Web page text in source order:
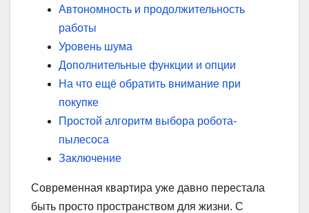
Автономность и продолжительность
работы
Уровень шума
Дополнительные функции и опции
На что ещё обратить внимание при
покупке
Простой алгоритм выбора робота-
пылесоса
Заключение
Современная квартира уже давно перестала
быть просто пространством для жизни. С